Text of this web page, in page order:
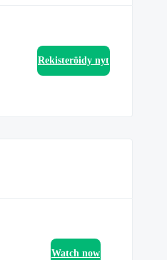
Rekisteröidy nyt
Watch now